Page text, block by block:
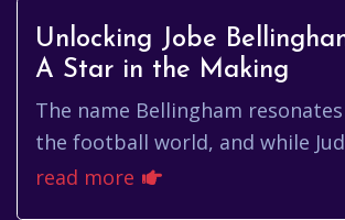
Unlocking Jobe
A Star in the Making
The name Bellingham
the football world, and while
Bellingham continues to
read more